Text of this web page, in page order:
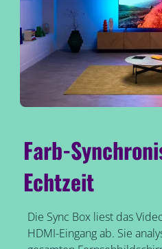
Farb-
Echtzeit
Die Sync Box liest das
HDMI-Eingang ab. Sie